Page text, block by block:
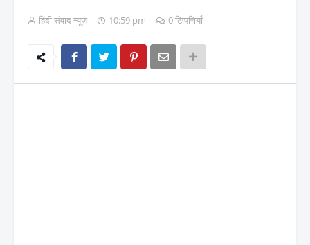
हिंदी संवाद न्यूज़ 10:59 pm 0 टिप्पणियाँ